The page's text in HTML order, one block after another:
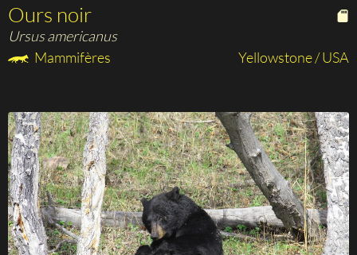
Ours noir
Ursus americanus
Mammifères
Yellowstone / USA